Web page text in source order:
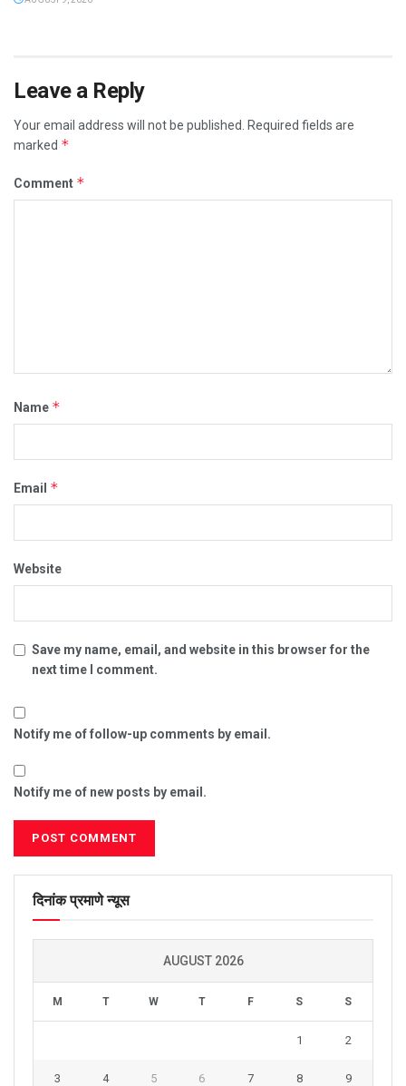
Leave a Reply
Your email address will not be published. Required fields are
marked *
Comment *
Name *
Email *
Website
Save my name, email, and website in this browser for the
next time I comment.
Notify me of follow-up comments by email.
Notify me of new posts by email.
दिनांक प्रमाणे न्यूस
AUGUST 2026
M T W T F S S
1 2
3 4 5 6 7 8 9